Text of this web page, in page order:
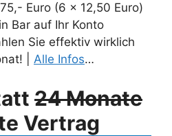
Euro (6 x 12,50 Euro)
Bar auf Ihr Konto
Sie effektiv wirklich
| Alle Infos…
24 Monate
Vertrag